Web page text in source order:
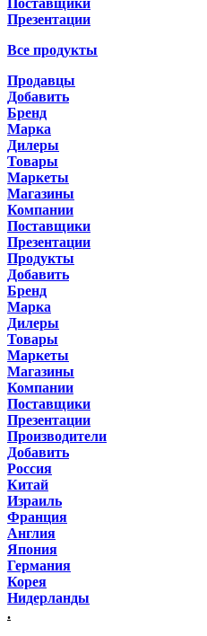
Поставщики
Презентации
Все продукты
Продавцы
Добавить
Бренд
Марка
Дилеры
Товары
Маркеты
Магазины
Компании
Поставщики
Презентации
Продукты
Добавить
Бренд
Марка
Дилеры
Товары
Маркеты
Магазины
Компании
Поставщики
Презентации
Производители
Добавить
Россия
Китай
Израиль
Франция
Англия
Япония
Германия
Корея
Нидерланды
.